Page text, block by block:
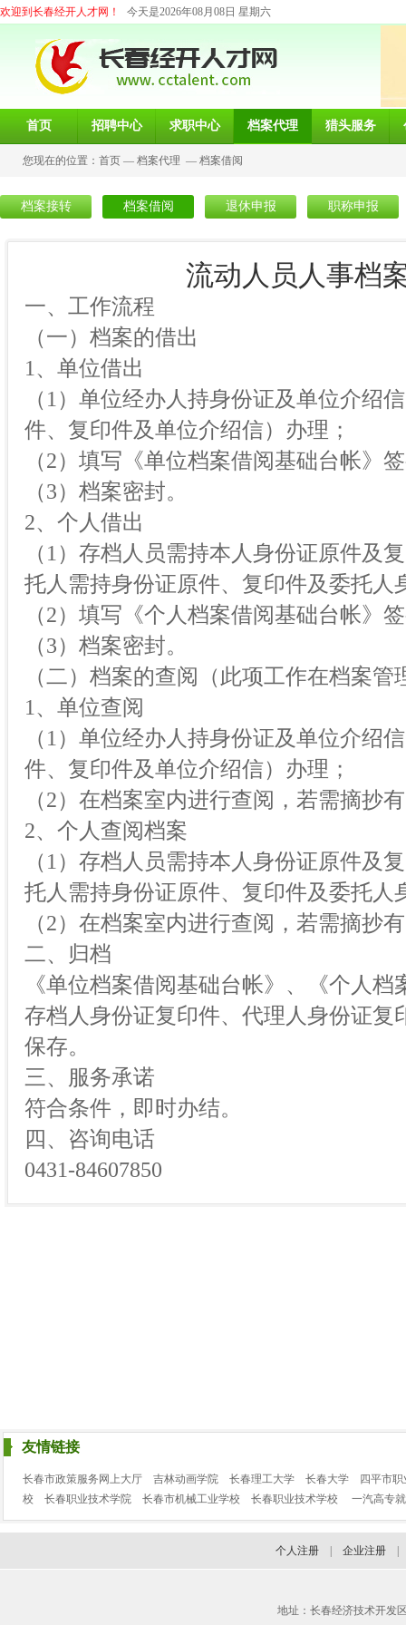
欢迎到长春经开人才网！ 今天是2026年08月08日 星期六
首页 招聘中心 求职中心 档案代理 猎头服务
您现在的位置： 首页 — 档案代理 — 档案借阅
档案接转 档案借阅 退休申报 职称申报
流动人员人事档
一、工作流程
（一）档案的借出
1、单位借出
（1）单位经办人持身份证及单位介绍
件、复印件及单位介绍信）办理；
（2）填写《单位档案借阅基础台帐》
（3）档案密封。
2、个人借出
（1）存档人员需持本人身份证原件及
托人需持身份证原件、复印件及委托人
（2）填写《个人档案借阅基础台帐》
（3）档案密封。
（二）档案的查阅（此项工作在档案
1、单位查阅
（1）单位经办人持身份证及单位介绍
件、复印件及单位介绍信）办理；
（2）在档案室内进行查阅，若需摘抄
2、个人查阅档案
（1）存档人员需持本人身份证原件及
托人需持身份证原件、复印件及委托人
（2）在档案室内进行查阅，若需摘抄
二、归档
《单位档案借阅基础台帐》、《个人
存档人身份证复印件、代理人身份证
保存。
三、服务承诺
符合条件，即时办结。
四、咨询电话
0431-84607850
友情链接
长春市政策服务网上大厅 吉林动画学院 长春理工大学 长春大学
四平市
校
长春职业技术学院 长春市机械工业学校 长春职业技术学校 一汽高专
个人注册 企业注册
地址：长春经济技术开发